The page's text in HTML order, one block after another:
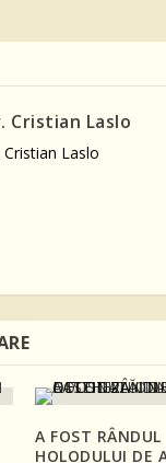
Cristian Laslo
Cristian Laslo
A FOST RÂNDUL
HOLODULUI DE